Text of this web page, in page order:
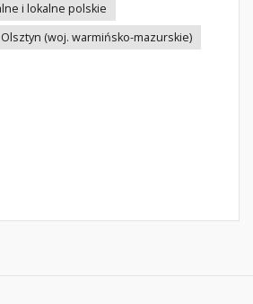
i lokalne polskie
Olsztyn (woj. warmińsko-mazurskie)